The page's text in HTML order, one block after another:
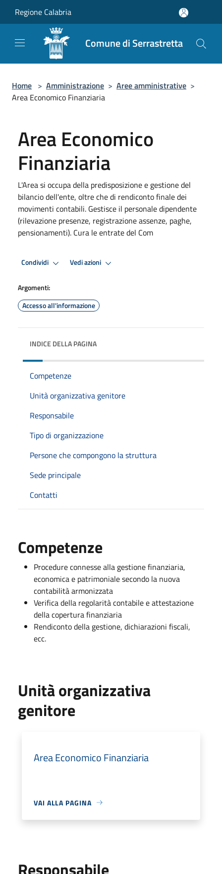
Regione Calabria
Comune di Serrastretta
Home > Amministrazione > Aree amministrative >
Area Economico Finanziaria
Area Economico
Finanziaria
L'Area si occupa della predisposizione e gestione del
bilancio dell'ente, oltre che di rendiconto finale dei
movimenti contabili. Gestisce il personale dipendente
(rilevazione presenze, registrazione assenze, paghe,
pensionamenti). Cura le entrate del Com
Condividi Vedi azioni
Argomenti:
Accesso all'informazione
INDICE DELLA PAGINA
Competenze
Unità organizzativa genitore
Responsabile
Tipo di organizzazione
Persone che compongono la struttura
Sede principale
Contatti
Competenze
Procedure connesse alla gestione finanziaria,
economica e patrimoniale secondo la nuova
contabilità armonizzata
Verifica della regolarità contabile e attestazione
della copertura finanziaria
Rendiconto della gestione, dichiarazioni fiscali,
ecc.
Unità organizzativa
genitore
Area Economico Finanziaria
VAI ALLA PAGINA